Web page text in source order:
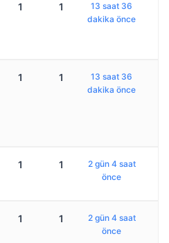
1 1
13 saat 36
dakika önce
1 1
13 saat 36
dakika önce
1 1
2 gün 4 saat
önce
1 1
2 gün 4 saat
önce